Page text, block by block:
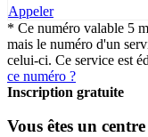
Appeler
* Ce numéro valable 5
mais le numéro d'un
celui-ci. Ce service est
ce numéro ?
Inscription gratuite
Vous êtes un